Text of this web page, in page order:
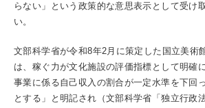
らない」という政策的な意思表示として受け
い。
文部科学省が令和8年2月に策定した国立美術
は、稼ぐ力が文化施設の評価指標として明確
事業に係る自己収入の割合が一定水準を下回
とする」と明記され（文部科学省「独立行政